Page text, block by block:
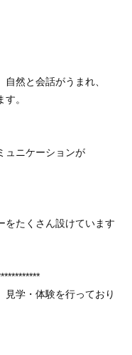
然と会話がうまれ、
。
ュニケーションが
をたくさん設けています
見学・体験を行っており